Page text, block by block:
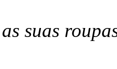
suas